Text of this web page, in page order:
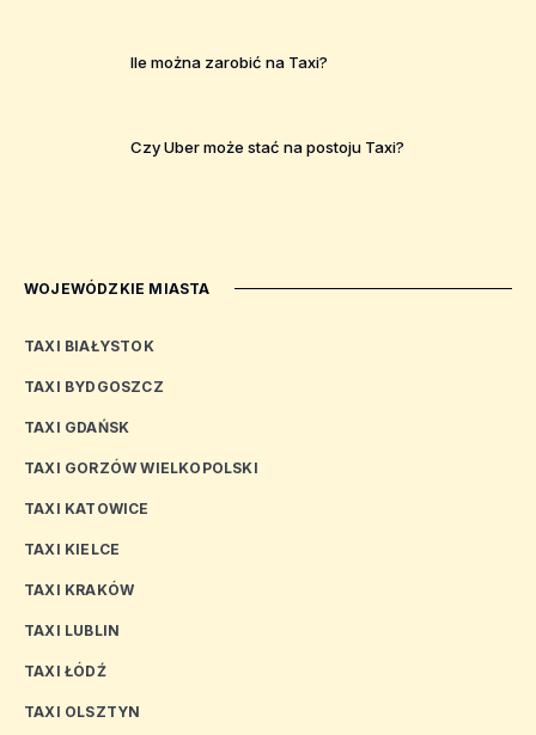
Ile można zarobić na Taxi?
Czy Uber może stać na postoju Taxi?
WOJEWÓDZKIE MIASTA
TAXI BIAŁYSTOK
TAXI BYDGOSZCZ
TAXI GDAŃSK
TAXI GORZÓW WIELKOPOLSKI
TAXI KATOWICE
TAXI KIELCE
TAXI KRAKÓW
TAXI LUBLIN
TAXI ŁÓDŹ
TAXI OLSZTYN